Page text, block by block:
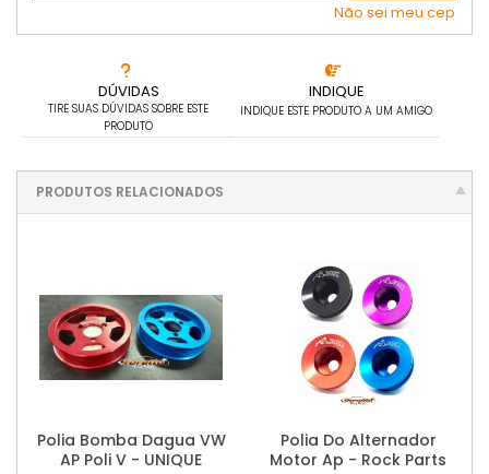
DÚVIDAS
TIRE SUAS DÚVIDAS SOBRE ESTE
PRODUTO
INDIQUE
INDIQUE ESTE PRODUTO A UM AMIGO
Não sei meu cep
PRODUTOS RELACIONADOS
Polia Bomba Dagua VW
AP Poli V - UNIQUE
Polia Do Alternador
Motor Ap - Rock Parts